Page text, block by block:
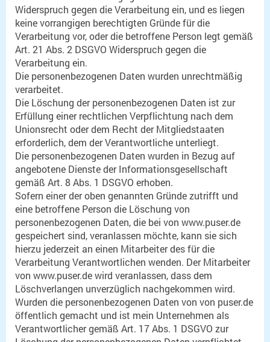
Widerspruch gegen die Verarbeitung ein, und es liegen
keine vorrangigen berechtigten Gründe für die
Verarbeitung vor, oder die betroffene Person legt gemäß
Art. 21 Abs. 2 DSGVO Widerspruch gegen die
Verarbeitung ein.
Die personenbezogenen Daten wurden unrechtmäßig
verarbeitet.
Die Löschung der personenbezogenen Daten ist zur
Erfüllung einer rechtlichen Verpflichtung nach dem
Unionsrecht oder dem Recht der Mitgliedstaaten
erforderlich, dem der Verantwortliche unterliegt.
Die personenbezogenen Daten wurden in Bezug auf
angebotene Dienste der Informationsgesellschaft
gemäß Art. 8 Abs. 1 DSGVO erhoben.
Sofern einer der oben genannten Gründe zutrifft und
eine betroffene Person die Löschung von
personenbezogenen Daten, die bei von www.puser.de
gespeichert sind, veranlassen möchte, kann sie sich
hierzu jederzeit an einen Mitarbeiter des für die
Verarbeitung Verantwortlichen wenden. Der Mitarbeiter
von www.puser.de wird veranlassen, dass dem
Löschverlangen unverzüglich nachgekommen wird.
Wurden die personenbezogenen Daten von von puser.de
öffentlich gemacht und ist mein Unternehmen als
Verantwortlicher gemäß Art. 17 Abs. 1 DSGVO zur